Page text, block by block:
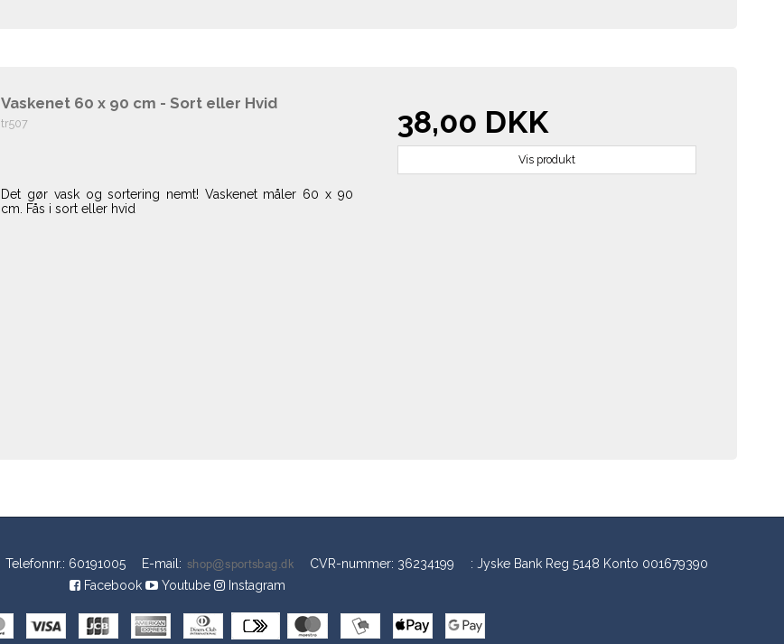
Vaskenet 60 x 90 cm - Sort eller Hvid
tr507
Det gør vask og sortering nemt! Vaskenet måler 60 x 90
cm. Fås i sort eller hvid
38,00 DKK
Vis produkt
Telefonnr.: 60191005 E-mail : CVR-nummer: 36234199 : Jyske Bank Reg 5148 Konto 001679390
Facebook
Youtube Instagram